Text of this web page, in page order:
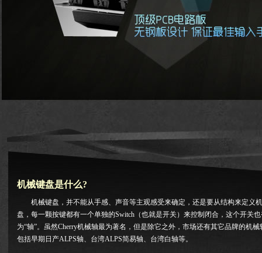
机械键盘是什么?
机械键盘，并不能从手感、声音等主观感受来确定，还是要从结构来定义
盘，每一颗按键都有一个单独的Switch（也就是开关）来控制闭合，这个开关
为“轴”。虽然Cherry机械轴最为著名，但是除它之外，市场还有其它品牌的机械
包括早期日产ALPS轴、台湾ALPS简易轴、台湾白轴等。